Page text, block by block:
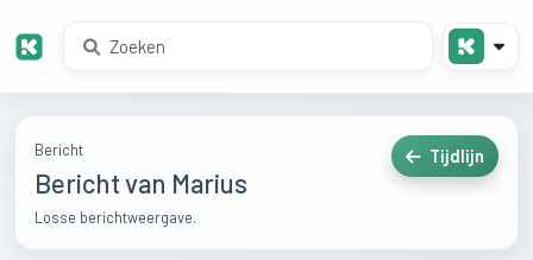
Bericht
Bericht van Marius
Losse berichtweergave.
Tijdlijn